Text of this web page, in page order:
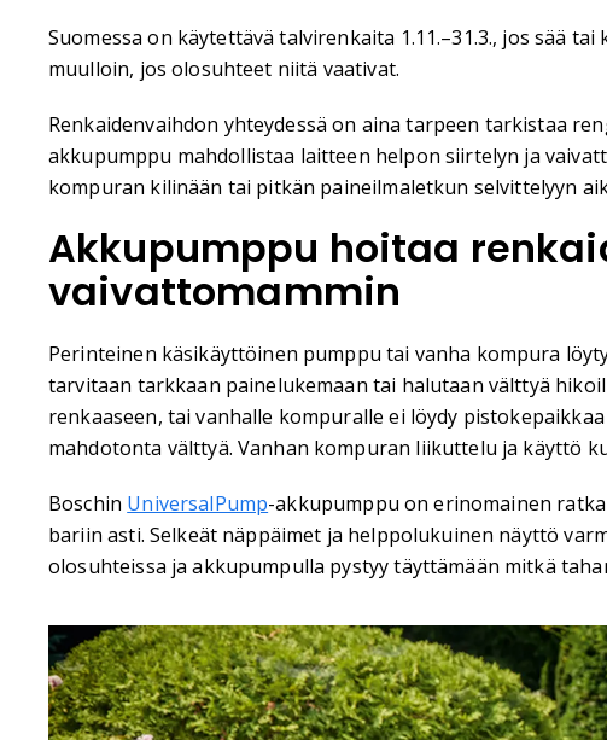
Suomessa on käytettävä talvirenkaita 1.11.–31.3., jos sää
muulloin, jos olosuhteet niitä vaativat.
Renkaidenvaihdon yhteydessä on aina tarpeen tarkistaa
akkupumppu mahdollistaa laitteen helpon siirtelyn ja
kompuran kilinään tai pitkän paineilmaletkun selvittelyyn
Akkupumppu hoitaa
vaivattomammin
Perinteinen käsikäyttöinen pumppu tai vanha kompura
tarvitaan tarkkaan painelukemaan tai halutaan välttyä
renkaaseen, tai vanhalle kompuralle ei löydy
mahdotonta välttyä. Vanhan kompuran liikuttelu ja käyttö
Boschin UniversalPump-akkupumppu on erinomainen
bariin asti. Selkeät näppäimet ja helppolukuinen näyttö
olosuhteissa ja akkupumpulla pystyy täyttämään mitkä